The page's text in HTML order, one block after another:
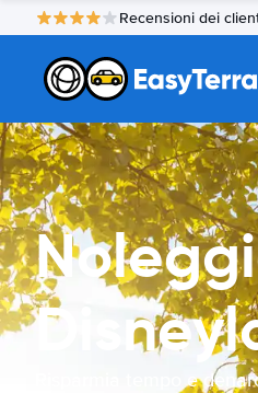
Recensioni dei
Risparmia tempo e